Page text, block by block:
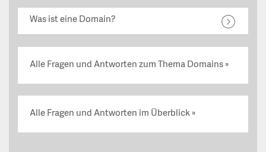
Was ist eine Domain?
Alle Fragen und Antworten zum Thema Domains
Alle Fragen und Antworten im Überblick